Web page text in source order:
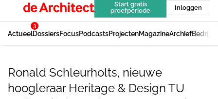
Start gratis
proefperiode
Inloggen
Actueel
3
DossiersFocusPodcastsProjectenMagazineArchief
Ronald Schleurholts, nieuwe
hoogleraar Heritage & Design TU